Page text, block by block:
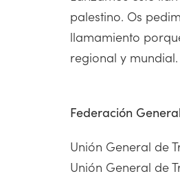
palestino. Os
llamamiento
regional y
Federación
Unión General de
Unión General de